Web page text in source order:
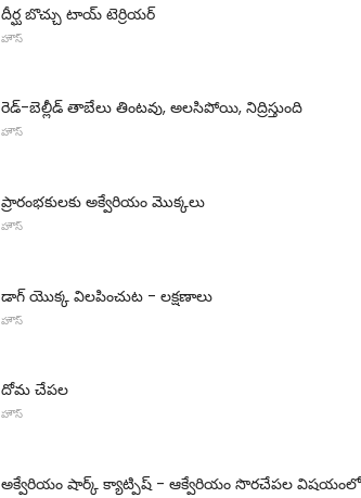
దీర్ఘ బొచ్చు టాయ్ టెర్రియర్
హౌస్
రెడ్-బెల్లీడ్ తాబేలు తింటవు, అలసిపోయి, నిద్రిస్తుంది
హౌస్
ప్రారంభకులకు అక్వేరియం మొక్కలు
హౌస్
డాగ్ యొక్క విలపించుట - లక్షణాలు
హౌస్
దోమ చేపల
హౌస్
అక్వేరియం షార్క్ క్యాట్పిష్ - ఆక్వేరియం సొరచేపల